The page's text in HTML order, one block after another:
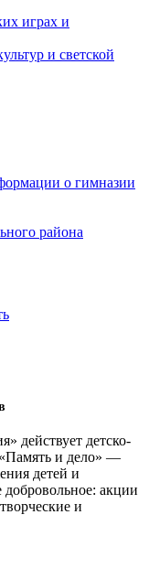
играх и
и светской
о гимназии
района
действует детско-
и дело» —
детей и
акции
и